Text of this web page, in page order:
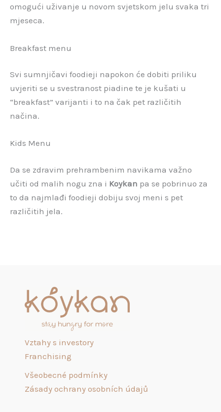
omogući uživanje u novom svjetskom jelu svaka tri
mjeseca.
Breakfast menu
Svi sumnjičavi foodieji napokon će dobiti priliku
uvjeriti se u svestranost piadine te je kušati u
“breakfast” varijanti i to na čak pet različitih
načina.
Kids Menu
Da se zdravim prehrambenim navikama važno
učiti od malih nogu zna i Koykan pa se pobrinuo za
to da najmlađi foodieji dobiju svoj meni s pet
različitih jela.
Vztahy s investory
Franchising
Všeobecné podmínky
Zásady ochrany osobních údajů